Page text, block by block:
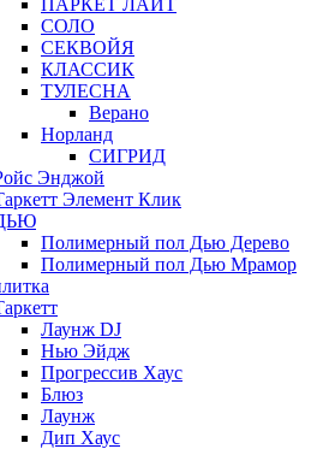
СОЛО
СЕКВОЙЯ
КЛАССИК
ТУЛЕСНА
Верано
Норланд
СИГРИД
Энджой
Элемент Клик
Полимерный пол Дью Дерево
Полимерный пол Дью Мрамор
Лаунж DJ
Нью Эйдж
Прогрессив Хаус
Блюз
Лаунж
Дип Хаус